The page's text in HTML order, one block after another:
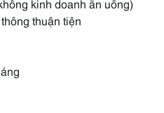
thuận tiện